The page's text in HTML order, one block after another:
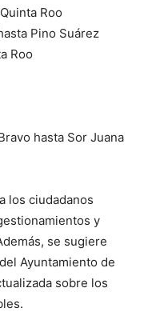
Roo
Pino Suárez
Roo
hasta Sor Juana
los ciudadanos
y
se sugiere
Ayuntamiento de
sobre los